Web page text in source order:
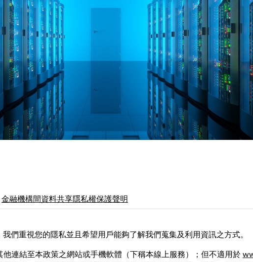
金融機構間資料共享隱私權保護聲明
們重視您的隱私並且希望用戶能夠了解我們蒐集及利用資訊之方式。
他連結至本政策之網站或手機軟體（下稱本線上服務）；但不適用於